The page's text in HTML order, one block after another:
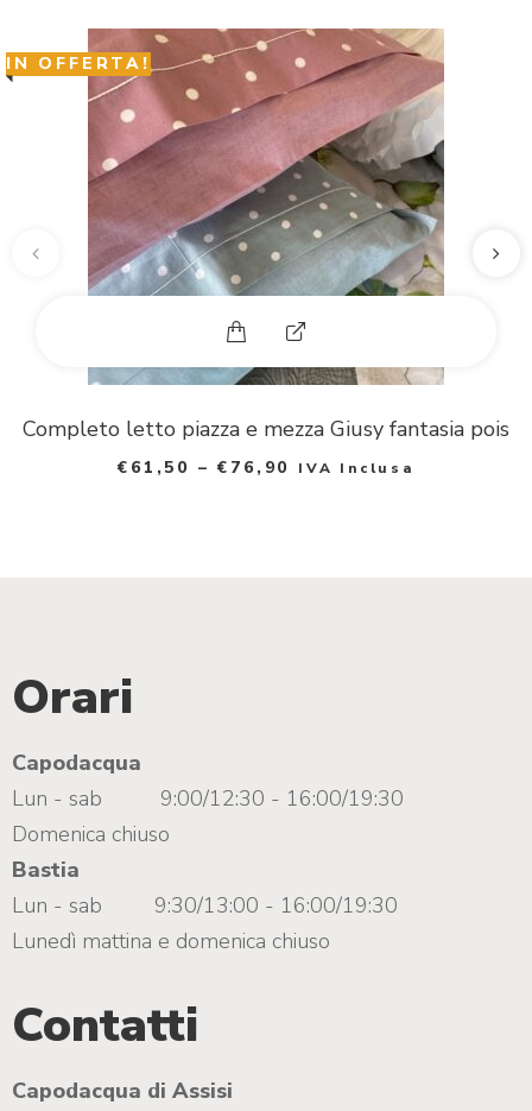
IN OFFERTA!
Questo prodotto ha più
E
x
p
a
o
Completo letto piazza e mezza Giusy fantasia pois
€ 61,50 –€ 76,90 IVA Inclusa
Orari
Capodacqua
Lun - sab
9:00/12:30 - 16:00/19:30
Domenica chiuso
Bastia
Lun - sab
9:30/13:00 - 16:00/19:30
Lunedì mattina e domenica chiuso
Contatti
Capodacqua di Assisi